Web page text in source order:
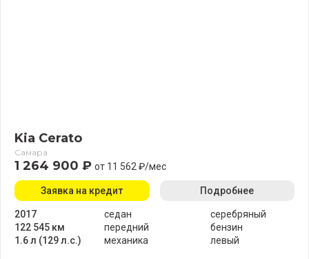
Kia Cerato
Самара
1 264 900 ₽ от 11 562 ₽/мес
2017
122 545 км
1.6 л (129 л.с.)
седан
передний
механика
серебряный
бензин
левый
Заявка на кредит Подробнее